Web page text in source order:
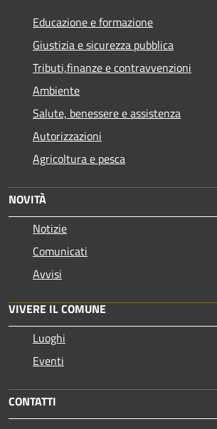
Educazione e formazione
Giustizia e sicurezza pubblica
Tributi,finanze e contravvenzioni
Ambiente
Salute, benessere e assistenza
Autorizzazioni
Agricoltura e pesca
NOVITÀ
Notizie
Comunicati
Avvisi
VIVERE IL COMUNE
Luoghi
Eventi
CONTATTI